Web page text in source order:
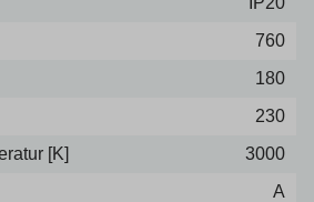
760
180
230
[K]
3000
A